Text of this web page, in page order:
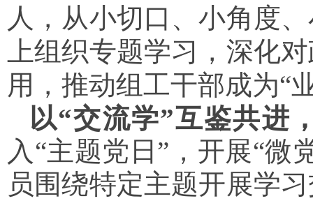
人，从小切口、小角度
上组织专题学习，深化
用，推动组工干部成为“
以“交流学”互鉴共进
入“主题党日”，开展“微
员围绕特定主题开展学